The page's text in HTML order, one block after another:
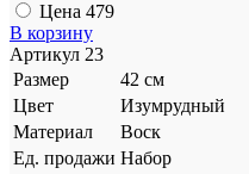
Цена 479
В корзину
Артикул 23
Размер
42 см
Цвет
Изумрудный
Материал
Воск
Ед. продажи Набор